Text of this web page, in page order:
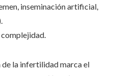
inseminación artificial,
la infertilidad marca el